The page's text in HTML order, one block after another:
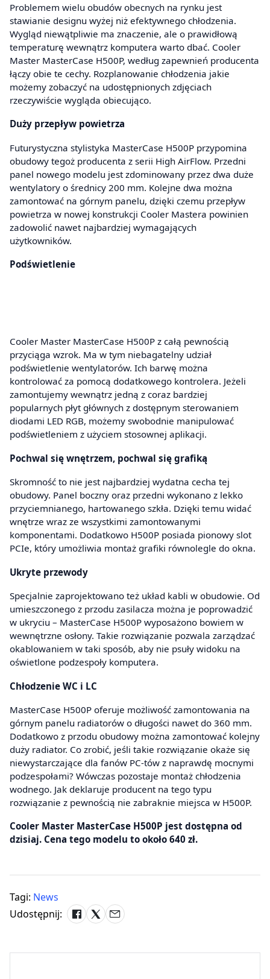
Problemem wielu obudów obecnych na rynku jest
stawianie designu wyżej niż efektywnego chłodzenia.
Wygląd niewątpliwie ma znaczenie, ale o prawidłową
temperaturę wewnątrz komputera warto dbać. Cooler
Master MasterCase H500P, według zapewnień producenta
łączy obie te cechy. Rozplanowanie chłodzenia jakie
możemy zobaczyć na udostępnionych zdjęciach
rzeczywiście wygląda obiecująco.
Duży przepływ powietrza
Futurystyczna stylistyka MasterCase H500P przypomina
obudowy tegoż producenta z serii High AirFlow. Przedni
panel nowego modelu jest zdominowany przez dwa duże
wentylatory o średnicy 200 mm. Kolejne dwa można
zamontować na górnym panelu, dzięki czemu przepływ
powietrza w nowej konstrukcji Cooler Mastera powinien
zadowolić nawet najbardziej wymagających
użytkowników.
Podświetlenie
Cooler Master MasterCase H500P z całą pewnością
przyciąga wzrok. Ma w tym niebagatelny udział
podświetlenie wentylatorów. Ich barwę można
kontrolować za pomocą dodatkowego kontrolera. Jeżeli
zamontujemy wewnątrz jedną z coraz bardziej
popularnych płyt głównych z dostępnym sterowaniem
diodami LED RGB, możemy swobodnie manipulować
podświetleniem z użyciem stosownej aplikacji.
Pochwal się wnętrzem, pochwal się grafiką
Skromność to nie jest najbardziej wydatna cecha tej
obudowy. Panel boczny oraz przedni wykonano z lekko
przyciemnianego, hartowanego szkła. Dzięki temu widać
wnętrze wraz ze wszystkimi zamontowanymi
komponentami. Dodatkowo H500P posiada pionowy slot
PCIe, który umożliwia montaż grafiki równolegle do okna.
Ukryte przewody
Specjalnie zaprojektowano też układ kabli w obudowie. Od
umieszczonego z przodu zasilacza można je poprowadzić
w ukryciu – MasterCase H500P wyposażono bowiem w
wewnętrzne osłony. Takie rozwiązanie pozwala zarządzać
okablowaniem w taki sposób, aby nie psuły widoku na
oświetlone podzespoły komputera.
Chłodzenie WC i LC
MasterCase H500P oferuje możliwość zamontowania na
górnym panelu radiatorów o długości nawet do 360 mm.
Dodatkowo z przodu obudowy można zamontować kolejny
duży radiator. Co zrobić, jeśli takie rozwiązanie okaże się
niewystarczające dla fanów PC-tów z naprawdę mocnymi
podzespołami? Wówczas pozostaje montaż chłodzenia
wodnego. Jak deklaruje producent na tego typu
rozwiązanie z pewnością nie zabraknie miejsca w H500P.
Cooler Master MasterCase H500P jest dostępna od
dzisiaj. Cena tego modelu to około 640 zł.
Tagi: News
Udostępnij: